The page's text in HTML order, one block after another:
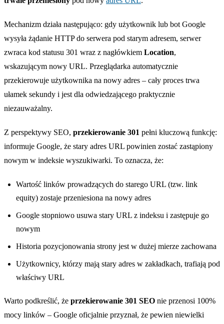
Mechanizm działa następująco: gdy użytkownik lub bot Google
wysyła żądanie HTTP do serwera pod starym adresem, serwer
zwraca kod statusu 301 wraz z nagłówkiem Location,
wskazującym nowy URL. Przeglądarka automatycznie
przekierowuje użytkownika na nowy adres – cały proces trwa
ułamek sekundy i jest dla odwiedzającego praktycznie
niezauważalny.
Z perspektywy SEO, przekierowanie 301 pełni kluczową funkcję:
informuje Google, że stary adres URL powinien zostać zastąpiony
nowym w indeksie wyszukiwarki. To oznacza, że:
Wartość linków prowadzących do starego URL (tzw. link
equity) zostaje przeniesiona na nowy adres
Google stopniowo usuwa stary URL z indeksu i zastępuje go
nowym
Historia pozycjonowania strony jest w dużej mierze zachowana
Użytkownicy, którzy mają stary adres w zakładkach, trafiają pod
właściwy URL
Warto podkreślić, że przekierowanie 301 SEO nie przenosi 100%
mocy linków – Google oficjalnie przyznał, że pewien niewielki